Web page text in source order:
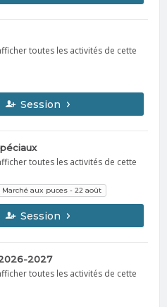
toutes les activités de cette
Session
toutes les activités de cette
Marché aux puces - 22 août
Session
2027
toutes les activités de cette